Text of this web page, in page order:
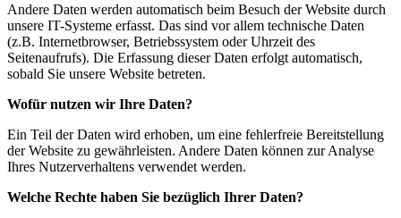
Andere Daten werden automatisch beim Besuch der Website durch
unsere IT-Systeme erfasst. Das sind vor allem technische Daten
(z.B. Internetbrowser, Betriebssystem oder Uhrzeit des
Seitenaufrufs). Die Erfassung dieser Daten erfolgt automatisch,
sobald Sie unsere Website betreten.
Wofür nutzen wir Ihre Daten?
Ein Teil der Daten wird erhoben, um eine fehlerfreie Bereitstellung
der Website zu gewährleisten. Andere Daten können zur Analyse
Ihres Nutzerverhaltens verwendet werden.
Welche Rechte haben Sie bezüglich Ihrer Daten?